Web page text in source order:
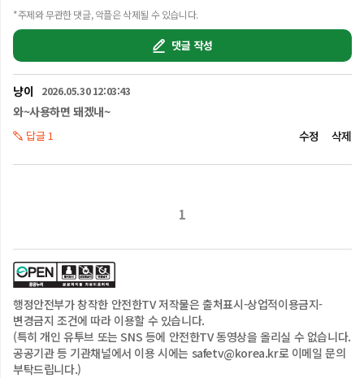
*주제와 무관한 댓글, 악플은 삭제될 수 있습니다.
댓글 작성
냥이 2026.05.30 12:03:43
와~사용하면 돼겠내~
답글 1 수정 삭제
1
행정안전부가 창작한 안전한TV 저작물은출처표시-상업적이용금지-
변경금지 조건에 따라 이용할 수 있습니다.
(특히 개인 유투브 또는 SNS 등에 안전한TV 동영상을 올리실 수 없습니다.
공공기관 등 기관채널에서 이용 시에는 safetv@korea.kr로 이메일 문의
부탁드립니다.)